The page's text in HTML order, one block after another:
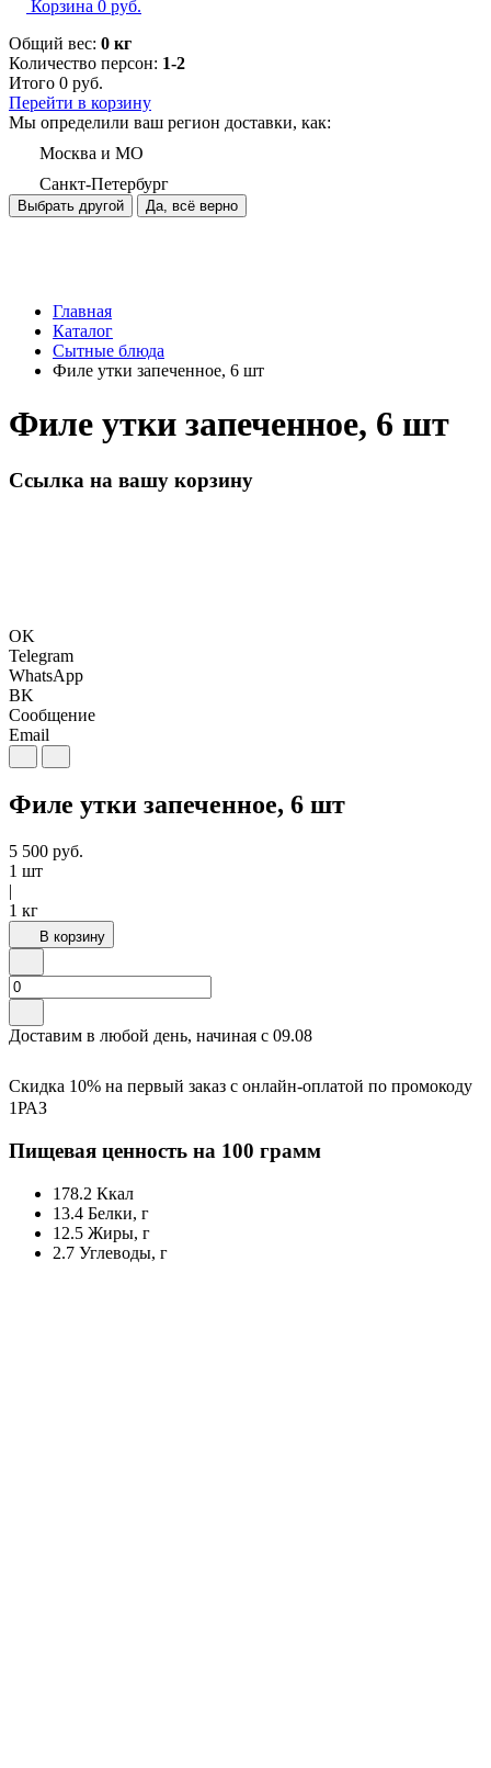
Корзина 0 руб.
Общий вес: 0 кг
Количество персон: 1-2
Итого 0 руб.
Перейти в корзину
Мы определили ваш регион доставки, как:
Москва и МО
Санкт-Петербург
Выбрать другой Да, всё верно
Главная
Каталог
Сытные блюда
Филе утки запеченное, 6 шт
Филе утки запеченное, 6 шт
Ссылка на вашу корзину
OK
Telegram
WhatsApp
BK
Сообщение
Email
Филе утки запеченное, 6 шт
5 500 руб.
1 шт
|
1 кг
В корзину
Доставим в любой день, начиная с 09.08
Скидка 10% на первый заказ с онлайн-оплатой по промокоду
1РАЗ
Пищевая ценность на 100 грамм
178.2 Ккал
13.4 Белки, г
12.5 Жиры, г
2.7 Углеводы, г